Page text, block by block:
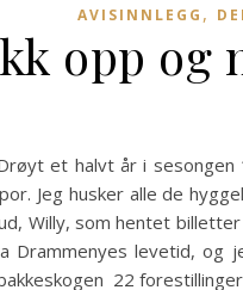
AVISINNLEGG ,
opp
et halvt år i
Jeg husker alle de
Willy, som hentet
Drammenyes levetid,
22